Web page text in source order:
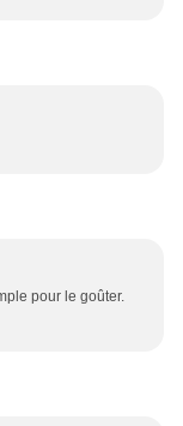
pour le goûter.